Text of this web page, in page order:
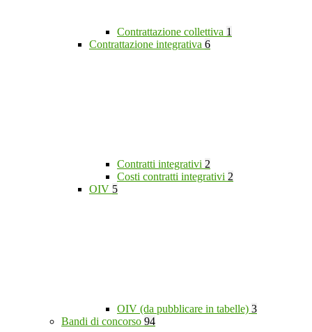
Contrattazione collettiva 1
Contrattazione integrativa 6
Contratti integrativi 2
Costi contratti integrativi 2
OIV 5
OIV (da pubblicare in tabelle) 3
Bandi di concorso 94